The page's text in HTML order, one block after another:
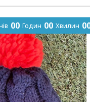
00 Годин 00 Хвилин 0